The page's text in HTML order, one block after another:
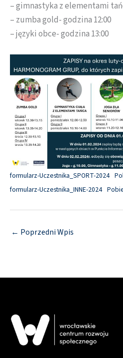
– gimnastyka z elementami
– zumba gold- godzina 12:00
– języki obce- godzina 13:00
formularz-Uczestnika_SPORT-2024
formularz-Uczestnika_INNE-2024
← Poprzedni Wpis